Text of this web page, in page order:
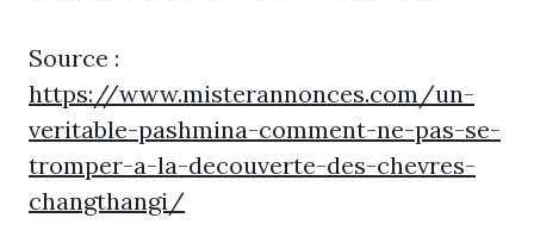
Source :
https://www.misterannonces.com/un-
veritable-pashmina-comment-ne-pas-se-
tromper-a-la-decouverte-des-chevres-
changthangi/